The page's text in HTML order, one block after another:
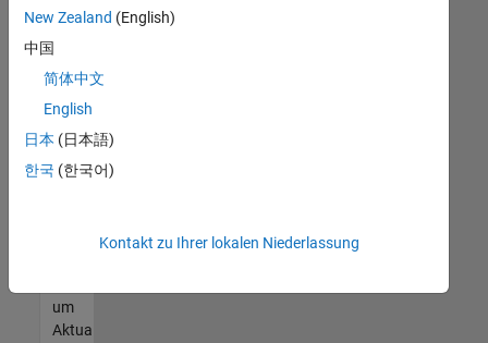
Stellen
können,
die
Ihren
entsprechen,
werden
unseres
um
Aktualisierungen
New Zealand (English)
中国
简体中文
English
日本 (日本語)
한국 (한국어)
Kontakt zu Ihrer lokalen Niederlassung